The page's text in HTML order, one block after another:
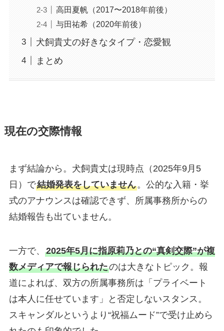
高田夏帆（2017〜2018年前後）
与田祐希（2020年前後）
犬飼貴丈の好きなタイプ・恋愛観
まとめ
現在の交際情報
まず結論から。犬飼貴丈は現時点（2025年9月5
日）で結婚発表をしていません。公的な入籍・挙
式のアナウンスは確認できず、所属事務所からの
結婚報告も出ていません。
一方で、 2025年5月に指原莉乃との“真剣交際”が複
数メディアで報じられたのは大きなトピック。報
道によれば、双方の所属事務所は「プライベート
は本人に任せています」と否定しないスタンス。
スキャンダルというより“祝福ムード”で受け止めら